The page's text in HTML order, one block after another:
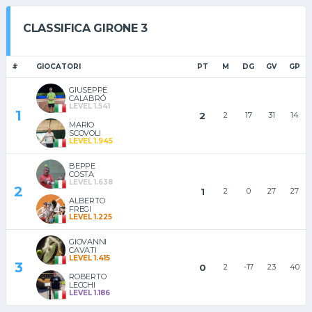
CLASSIFICA GIRONE 3
# GIOCATORI PT M DG GV GP
1
GIUSEPPE
CALABRÓ
LEVEL 1.541
MARIO
SCOVOLI
LEVEL 1.945
2 2 17 31 14
2
BEPPE
COSTA
LEVEL 1.638
ALBERTO
FREGI
LEVEL 1.225
1 2 0 27 27
3
GIOVANNI
CAVATI
LEVEL 1.415
ROBERTO
LECCHI
LEVEL 1.186
0 2 -17 23 40